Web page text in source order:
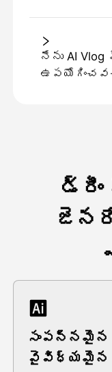
నేను AI
సంపన్నమైన
వైవిధ్యమైన